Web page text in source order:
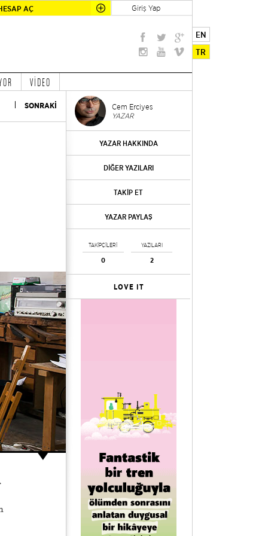
AÇ Giriş Yap
EN
TR
VİDEO
SONRAKİ Cem Erciyes
YAZAR
YAZAR HAKKINDA
DİĞER YAZILARI
TAKİP ET
YAZAR PAYLAŞ
TAKİPÇİLERİ
0
YAZILARI
2
LOVE IT